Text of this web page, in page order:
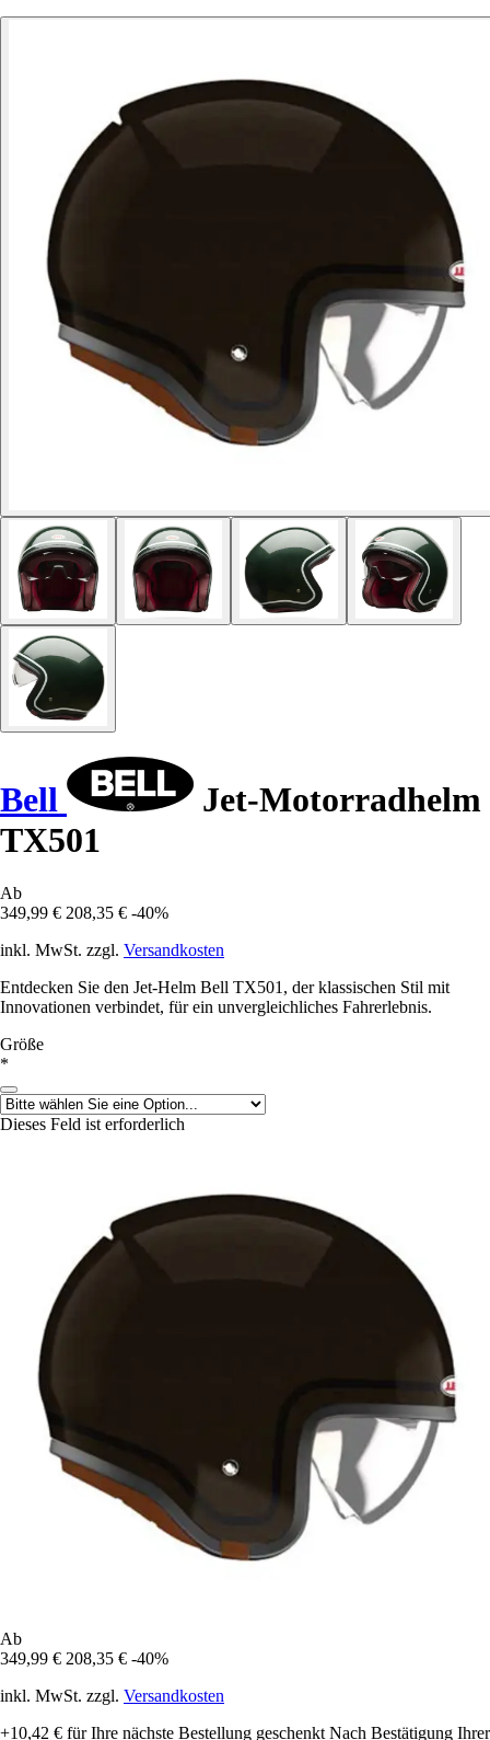
Bell
Jet-Motorradhelm
TX501
Ab
349,99 € 208,35 € -40%
inkl. MwSt. zzgl. Versandkosten
Entdecken Sie den Jet-Helm Bell TX501, der klassischen Stil mit
Innovationen verbindet, für ein unvergleichliches Fahrerlebnis.
Größe
*
Dieses Feld ist erforderlich
Ab
349,99 € 208,35 € -40%
inkl. MwSt. zzgl. Versandkosten
+10,42 € für Ihre nächste Bestellung geschenkt Nach Bestätigung Ihrer